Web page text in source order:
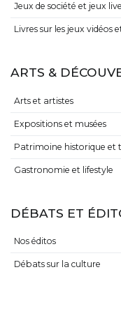
Jeux de société et jeux
Livres sur les jeux vidéos
ARTS &
Arts et artistes
Expositions et musées
Patrimoine historique et
Gastronomie et lifestyle
DÉBATS ET
Nos éditos
Débats sur la culture